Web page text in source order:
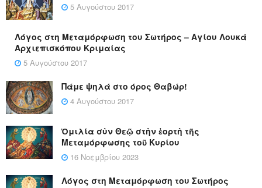
5 Αυγούστου 2017
Λόγος στη Μεταμόρφωση του Σωτήρος – Αγίου Λουκά
Αρχιεπισκόπου Κριμαίας
5 Αυγούστου 2017
Πάμε ψηλά στο όρος Θαβώρ!
4 Αυγούστου 2017
Ὁμιλία σὺν Θεῷ στὴν ἑορτὴ τῆς
Μεταμόρφωσης τοῦ Κυρίου
16 Νοεμβρίου 2023
Λόγος στη Μεταμόρφωση του Σωτήρος